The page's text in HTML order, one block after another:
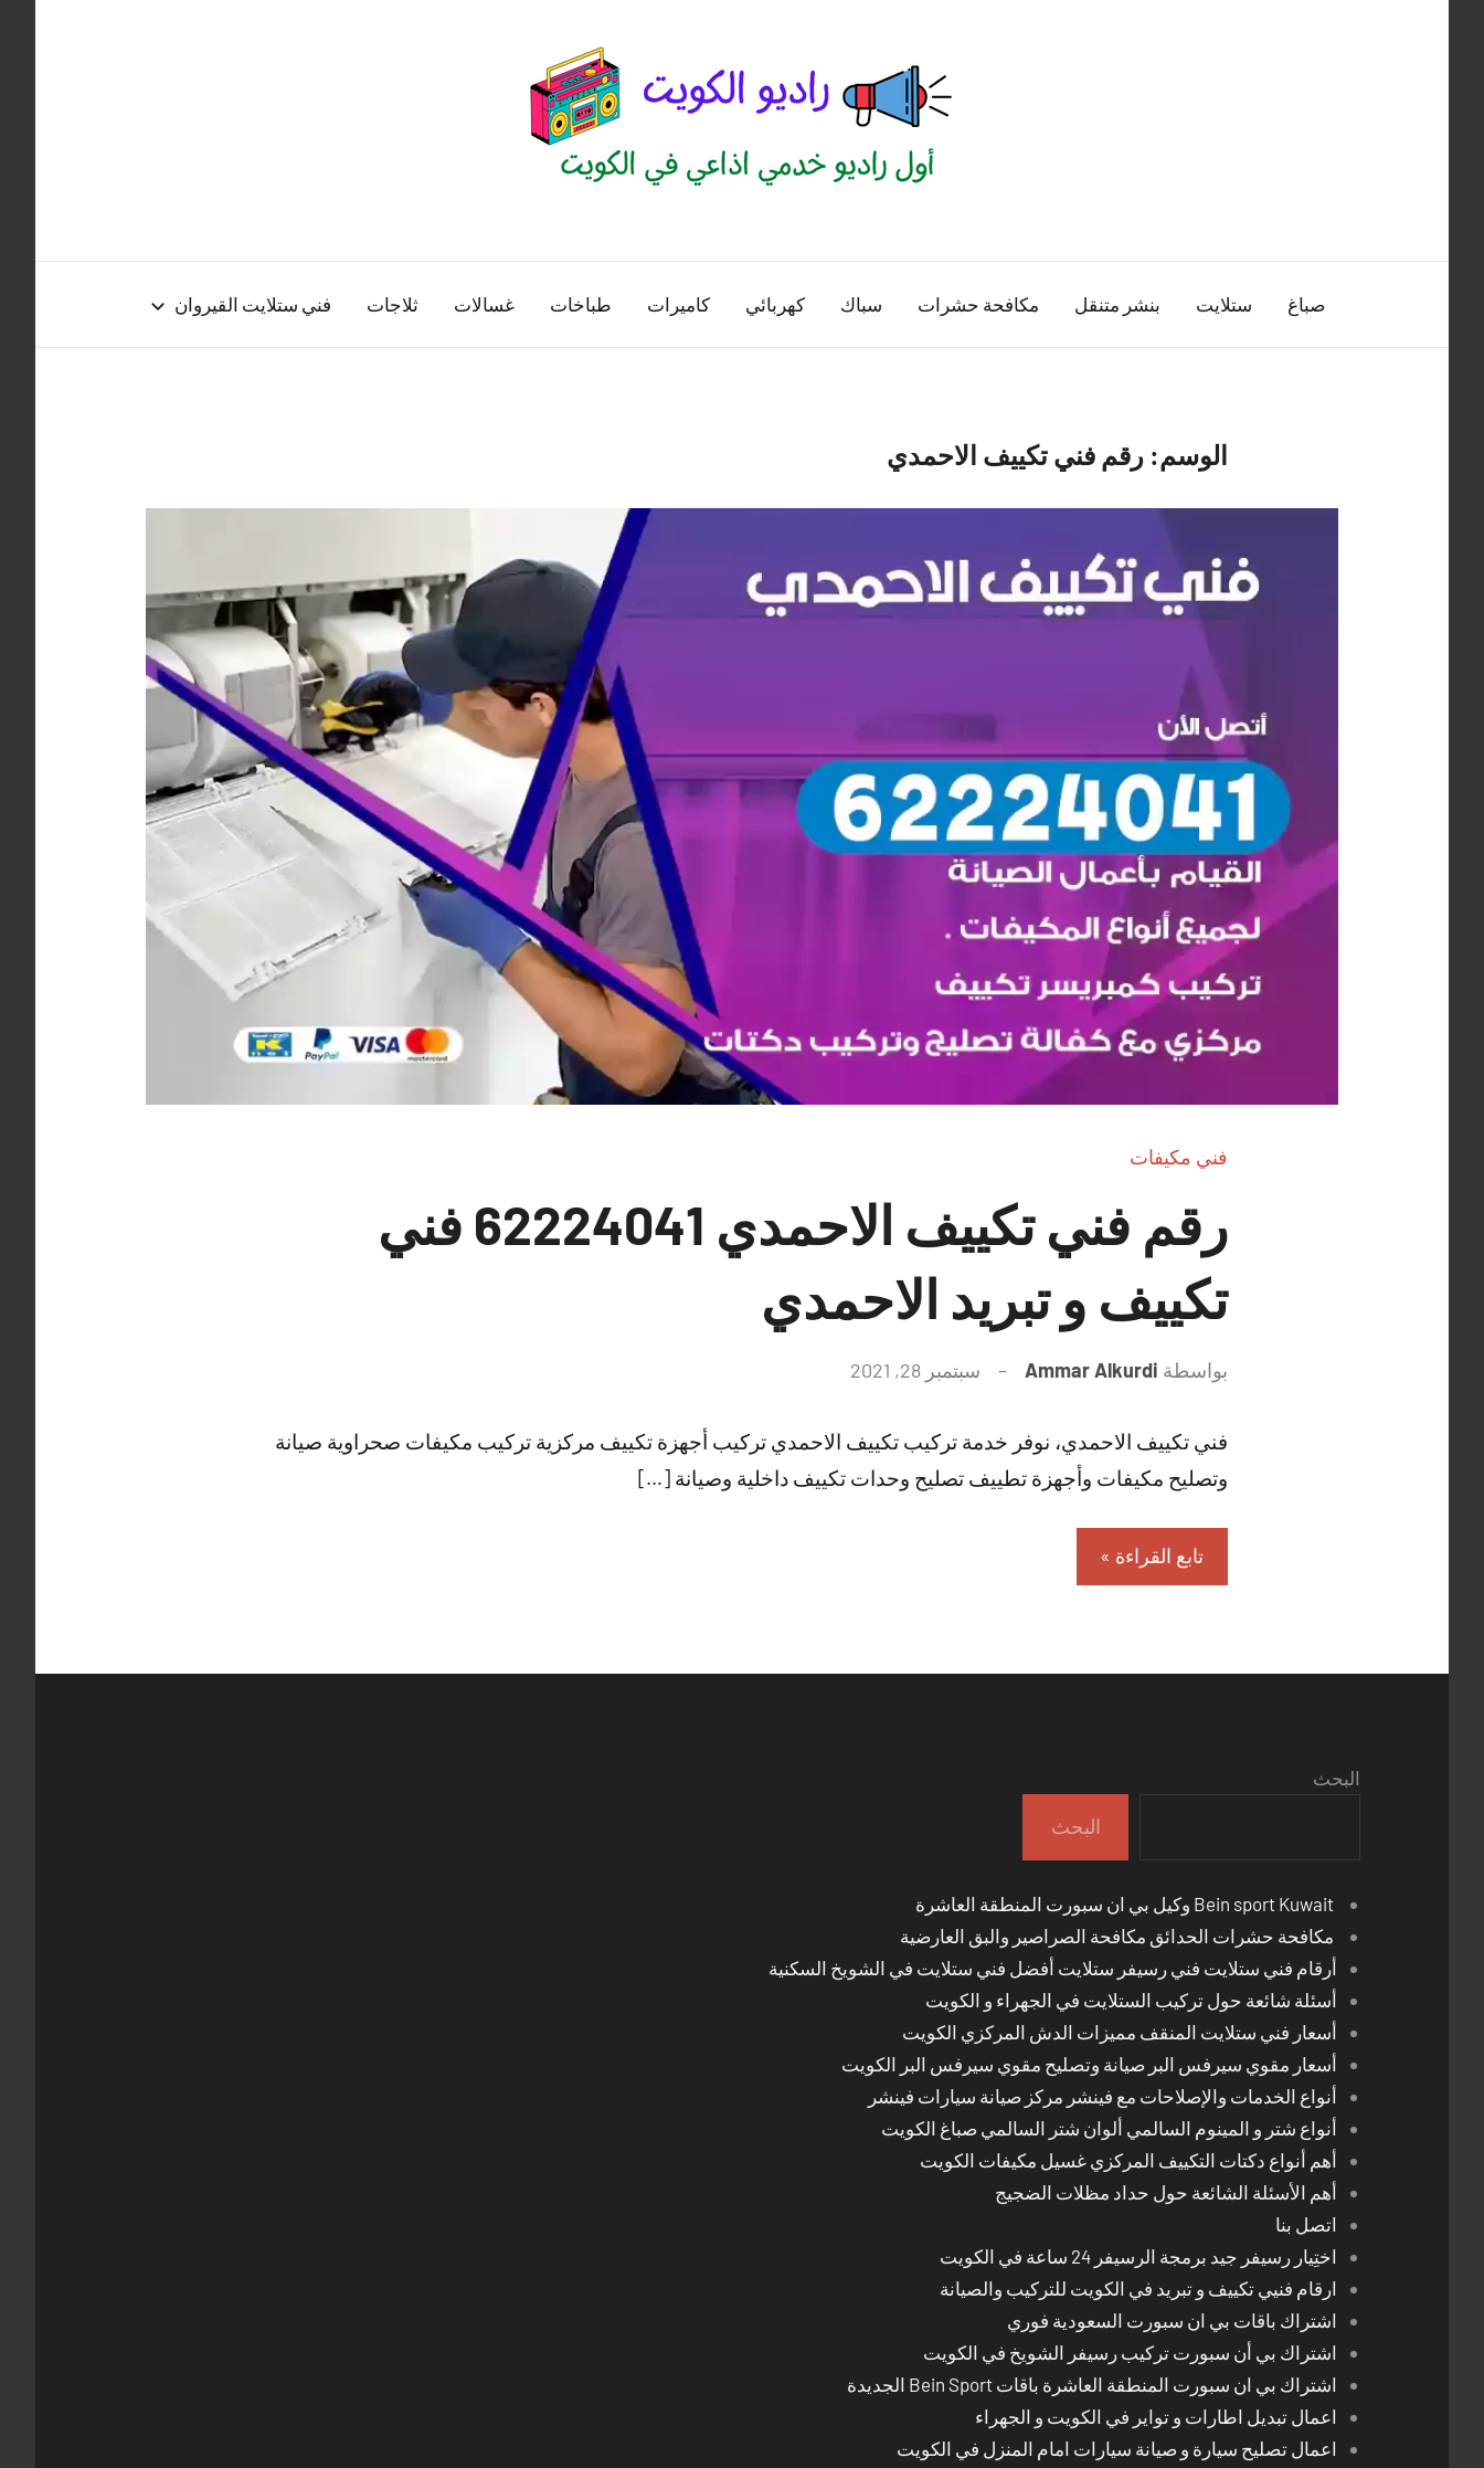
الكويت
منصة
اذاعية
صباغ ستلايت بنشر متنقل مكافحة حشرات سباك كهربائي كاميرات طباخات غسالات ثلاجات فني ستلايت القيروان
الوسم: رقم فني تكييف الاحمدي
فني مكيفات
رقم فني تكييف الاحمدي 62224041 فني
تكييف و تبريد الاحمدي
بواسطة Ammar Alkurdi سبتمبر 28, 2021
تعليقات
فني تكييف الاحمدي، نوفر خدمة تركيب تكييف الاحمدي تركيب أجهزة تكييف مركزية تركيب مكيفات صحراوية صيانة
وتصليح مكيفات وأجهزة تطييف تصليح وحدات تكييف داخلية وصيانة […]
تابع القراءة
البحث
البحث
Bein sport Kuwait وكيل بي ان سبورت المنطقة العاشرة
مكافحة حشرات الحدائق مكافحة الصراصير والبق العارضية
أرقام فني ستلايت فني رسيفر ستلايت أفضل فني ستلايت في الشويخ السكنية
أسئلة شائعة حول تركيب الستلايت في الجهراء و الكويت
أسعار فني ستلايت المنقف مميزات الدش المركزي الكويت
أسعار مقوي سيرفس البر صيانة وتصليح مقوي سيرفس البر الكويت
أنواع الخدمات والإصلاحات مع فينشر مركز صيانة سيارات فينشر
أنواع شتر و المينوم السالمي ألوان شتر السالمي صباغ الكويت
أهم أنواع دكتات التكييف المركزي غسيل مكيفات الكويت
أهم الأسئلة الشائعة حول حداد مظلات الضجيج
اتصل بنا
اختِيار رسيفر جيد برمجة الرسيفر 24 ساعة في الكويت
ارقام فنيي تكييف و تبريد في الكويت للتركيب والصيانة
اشتراك باقات بي ان سبورت السعودية فوري
اشتراك بي أن سبورت تركيب رسيفر الشويخ في الكويت
اشتراك بي ان سبورت المنطقة العاشرة باقات Bein Sport الجديدة
اعمال تبديل اطارات و تواير في الكويت و الجهراء
اعمال تصليح سيارة و صيانة سيارات امام المنزل في الكويت